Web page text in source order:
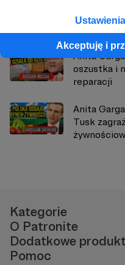
Akceptuję i
Anita
oszustka i
reparacji
Anita
Tusk
Kategorie
O Patronite
Dodatkowe
Pomoc